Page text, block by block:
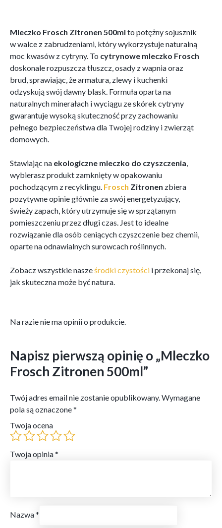
Mleczko Frosch Zitronen 500ml to potężny sojusznik
w walce z zabrudzeniami, który wykorzystuje naturalną
moc kwasów z cytryny. To cytrynowe mleczko Frosch
doskonale rozpuszcza tłuszcz, osady z wapnia oraz
brud, sprawiając, że armatura, zlewy i kuchenki
odzyskują swój dawny blask. Formuła oparta na
naturalnych minerałach i wyciągu ze skórek cytryny
gwarantuje wysoką skuteczność przy zachowaniu
pełnego bezpieczeństwa dla Twojej rodziny i zwierząt
domowych.
Stawiając na ekologiczne mleczko do czyszczenia
wybierasz produkt zamknięty w opakowaniu
pochodzącym z recyklingu. Frosch Zitronen zbiera
pozytywne opinie głównie za swój energetyzujący,
świeży zapach, który utrzymuje się w sprzątanym
pomieszczeniu przez długi czas. Jest to idealne
rozwiązanie dla osób ceniących czyszczenie bez chemii,
oparte na odnawialnych surowcach roślinnych.
Zobacz wszystkie nasześrodki czystości i przekonaj się,
jak skuteczna może być natura.
Na razie nie ma opinii o produkcie.
Napisz pierwszą opinię o „Mleczko
Frosch Zitronen 500ml”
Twój adres email nie zostanie opublikowany. Wymagane
pola są oznaczone*
Twoja ocena
Twoja opinia*
Nazwa*